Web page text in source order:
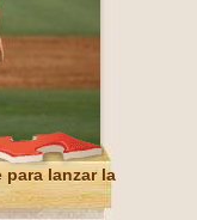
lanzar la